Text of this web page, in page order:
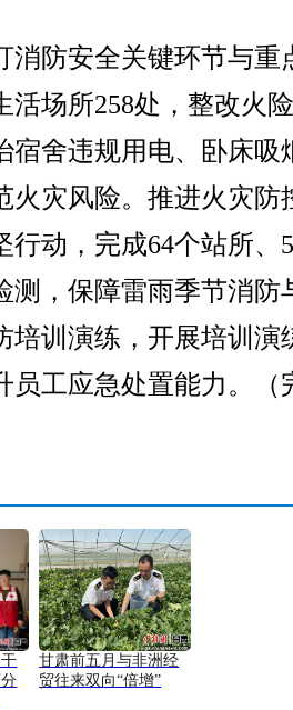
防安全关键环节与重
活场所258处，整改火
宿舍违规用电、卧床吸
火灾风险。推进火灾防
行动，完成64个站所、
测，保障雷雨季节消防
培训演练，开展培训演
员工应急处置能力。（
甘肃前五月与非洲经
贸往来双向“倍增”